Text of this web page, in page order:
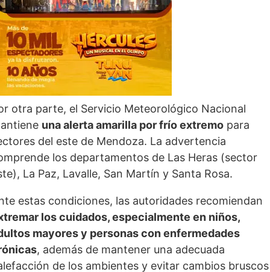
otra parte, el Servicio Meteorológico Nacional
una alerta amarilla por frío extremo para
del este de Mendoza. La advertencia
los departamentos de Las Heras (sector
La Paz, Lavalle, San Martín y Santa Rosa.
estas condiciones, las autoridades recomiendan
los cuidados, especialmente en niños,
mayores y personas con enfermedades
, además de mantener una adecuada
de los ambientes y evitar cambios bruscos